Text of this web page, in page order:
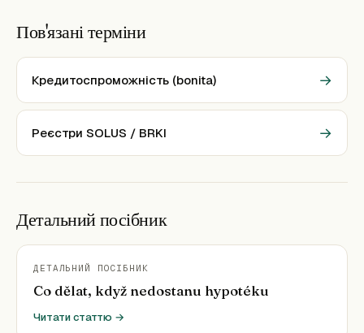
Пов'язані терміни
Кредитоспроможність (bonita) →
Реєстри SOLUS / BRKI →
Детальний посібник
ДЕТАЛЬНИЙ ПОСІБНИК
Co dělat, když nedostanu hypotéku
Читати статтю →